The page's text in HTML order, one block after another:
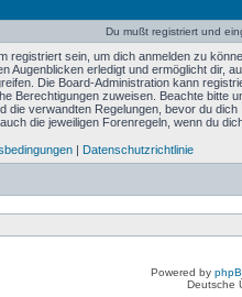
Du mußt registriert und
registriert sein, um dich anmelden zu
Augenblicken erledigt und ermöglicht dir,
Die Board-Administration kann
Berechtigungen zuweisen. Beachte bitte
die verwandten Regelungen, bevor du dich
die jeweiligen Forenregeln, wenn du
| Datenschutzrichtlinie
Powered by
Deutsche